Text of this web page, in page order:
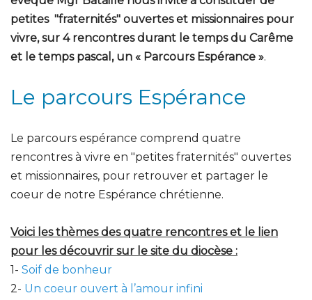
petites "fraternités" ouvertes et missionnaires pour
vivre, sur 4 rencontres durant le temps du Carême
et le temps pascal, un « Parcours Espérance ».
Le parcours Espérance
Le parcours espérance comprend quatre
rencontres à vivre en "petites fraternités" ouvertes
et missionnaires, pour retrouver et partager le
coeur de notre Espérance chrétienne.
Voici les thèmes des quatre rencontres et le lien
pour les découvrir sur le site du diocèse :
1- Soif de bonheur
2- Un coeur ouvert à l’amour infini